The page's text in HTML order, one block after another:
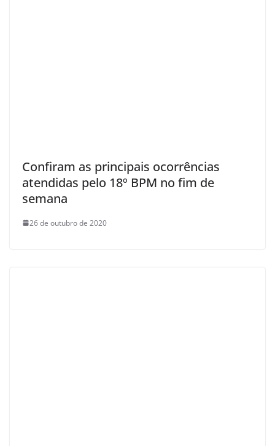
Confiram as principais ocorrências
atendidas pelo 18º BPM no fim de
semana
26 de outubro de 2020